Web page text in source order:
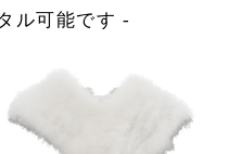
ル可能です -